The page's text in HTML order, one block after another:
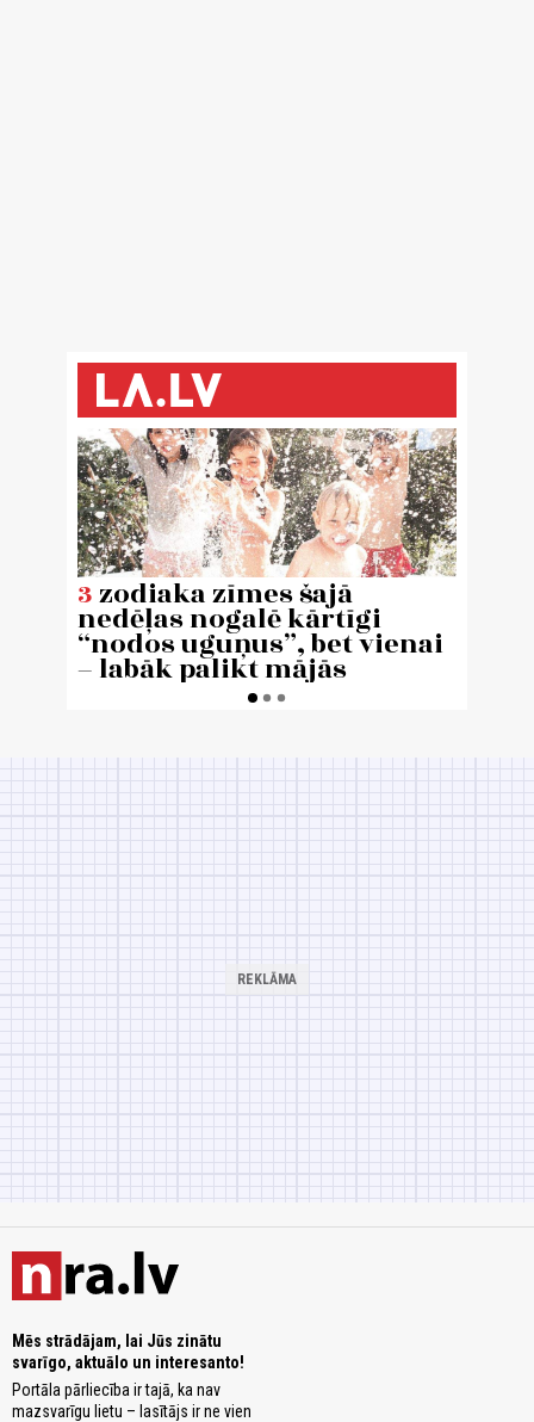
Mēs strādājam, lai Jūs zinātu
svarīgo, aktuālo un interesanto!
Portāla pārliecība ir tajā, ka nav
mazsvarīgu lietu – lasītājs ir ne vien